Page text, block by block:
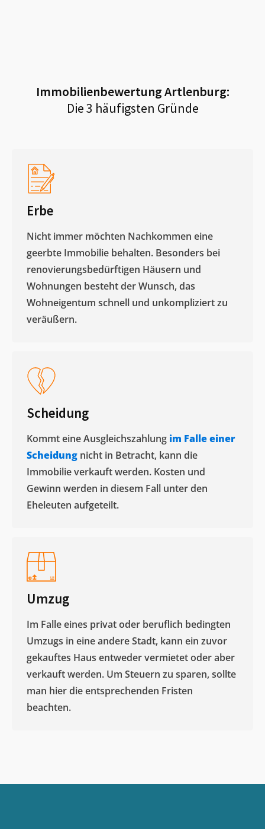
ImmobilienbewertungArtlenburg:
Die 3 häufigsten Gründe
Erbe
Nicht immer möchten Nachkommen eine
geerbte Immobilie behalten. Besonders bei
renovierungsbedürftigen Häusern und
Wohnungen besteht der Wunsch, das
Wohneigentum schnell und unkompliziert zu
veräußern. ​
Scheidung
Kommt eine Ausgleichszahlung im Falle einer
Scheidung nicht in Betracht, kann die
Immobilie verkauft werden. Kosten und
Gewinn werden in diesem Fall unter den
Eheleuten aufgeteilt.​
Umzug
Im Falle eines privat oder beruflich bedingten
Umzugs in eine andere Stadt, kann ein zuvor
gekauftes Haus entweder vermietet oder aber
verkauft werden. Um Steuern zu sparen, sollte
man hier die entsprechenden Fristen
beachten.